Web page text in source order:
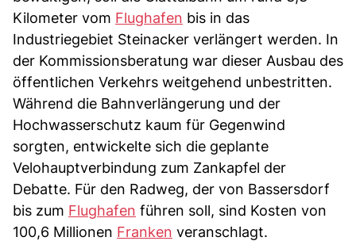
Kilometer vom Flughafen bis in das
Industriegebiet Steinacker verlängert werden. In
der Kommissionsberatung war dieser Ausbau des
öffentlichen Verkehrs weitgehend unbestritten.
Während die Bahnverlängerung und der
Hochwasserschutz kaum für Gegenwind
sorgten, entwickelte sich die geplante
Velohauptverbindung zum Zankapfel der
Debatte. Für den Radweg, der von Bassersdorf
bis zum Flughafen führen soll, sind Kosten von
100,6 Millionen Franken veranschlagt.